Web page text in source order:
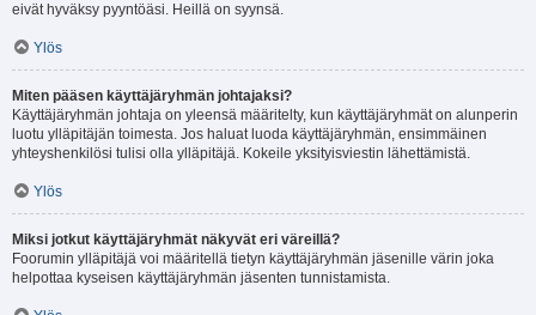
eivät hyväksy pyyntöäsi. Heillä on syynsä.
Ylös
Miten pääsen käyttäjäryhmän johtajaksi?
Käyttäjäryhmän johtaja on yleensä määritelty, kun käyttäjäryhmät on alunperin
luotu ylläpitäjän toimesta. Jos haluat luoda käyttäjäryhmän, ensimmäinen
yhteyshenkilösi tulisi olla ylläpitäjä. Kokeile yksityisviestin lähettämistä.
Ylös
Miksi jotkut käyttäjäryhmät näkyvät eri väreillä?
Foorumin ylläpitäjä voi määritellä tietyn käyttäjäryhmän jäsenille värin joka
helpottaa kyseisen käyttäjäryhmän jäsenten tunnistamista.